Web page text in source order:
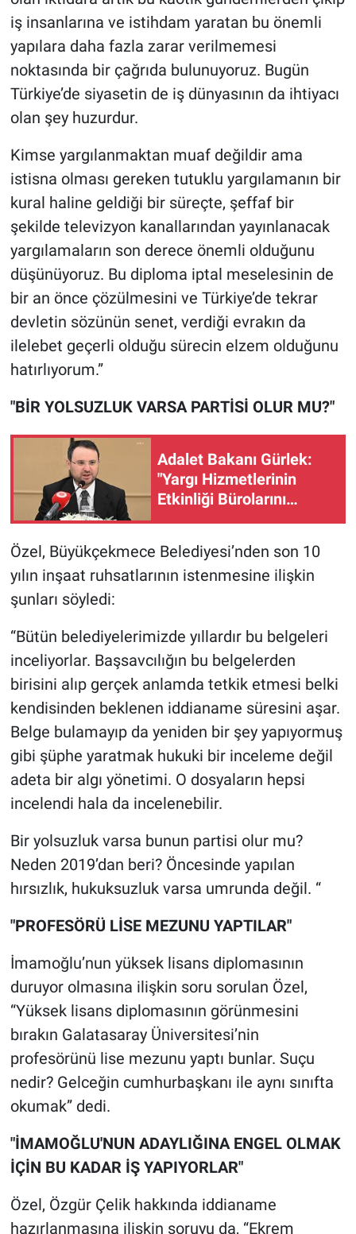
iş insanlarına ve istihdam yaratan bu önemli
yapılara daha fazla zarar verilmemesi
noktasında bir çağrıda bulunuyoruz. Bugün
Türkiye’de siyasetin de iş dünyasının da ihtiyacı
olan şey huzurdur.
Kimse yargılanmaktan muaf değildir ama
istisna olması gereken tutuklu yargılamanın bir
kural haline geldiği bir süreçte, şeffaf bir
şekilde televizyon kanallarından yayınlanacak
yargılamaların son derece önemli olduğunu
düşünüyoruz. Bu diploma iptal meselesinin de
bir an önce çözülmesini ve Türkiye’de tekrar
devletin sözünün senet, verdiği evrakın da
ilelebet geçerli olduğu sürecin elzem olduğunu
hatırlıyorum.”
"BİR YOLSUZLUK VARSA PARTİSİ OLUR MU?"
Adalet Bakanı Gürlek:
"Yargı Hizmetlerinin
Etkinliği Bürolarını
Özel, Büyükçekmece Belediyesi’nden son 10
yılın inşaat ruhsatlarının istenmesine ilişkin
şunları söyledi:
“Bütün belediyelerimizde yıllardır bu belgeleri
inceliyorlar. Başsavcılığın bu belgelerden
birisini alıp gerçek anlamda tetkik etmesi belki
kendisinden beklenen iddianame süresini aşar.
Belge bulamayıp da yeniden bir şey yapıyormuş
gibi şüphe yaratmak hukuki bir inceleme değil
adeta bir algı yönetimi. O dosyaların hepsi
incelendi hala da incelenebilir.
Bir yolsuzluk varsa bunun partisi olur mu?
Neden 2019’dan beri? Öncesinde yapılan
hırsızlık, hukuksuzluk varsa umrunda değil. “
"PROFESÖRÜ LİSE MEZUNU YAPTILAR"
İmamoğlu’nun yüksek lisans diplomasının
duruyor olmasına ilişkin soru sorulan Özel,
“Yüksek lisans diplomasının görünmesini
bırakın Galatasaray Üniversitesi’nin
profesörünü lise mezunu yaptı bunlar. Suçu
nedir? Gelceğin cumhurbaşkanı ile aynı sınıfta
okumak” dedi.
"İMAMOĞLU'NUN ADAYLIĞINA ENGEL OLMAK
İÇİN BU KADAR İŞ YAPIYORLAR"
Özel, Özgür Çelik hakkında iddianame
hazırlanmasına ilişkin soruyu da, “Ekrem
Teknoloji
Türkiye'nin Gündemi
Yerel Yaşam
Canlı Yayın